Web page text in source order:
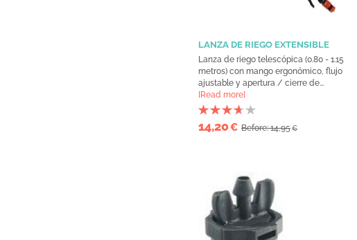
LANZA DE RIEGO EXTENSIBLE
Lanza de riego telescópica (0.80 - 1.15
metros) con mango ergonómico, flujo
ajustable y apertura / cierre de...
[Read more]
14,20€ Before: 14,95€